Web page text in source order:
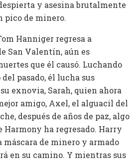
y asesina brutalmente
pico de minero.
Hanniger regresa a
San Valentín, aún es
que él causó. Luchando
pasado, él lucha sus
exnovia, Sarah, quien ahora
amigo, Axel, el alguacil del
después de años de paz, algo
Harmony ha regresado. Harry
máscara de minero y armado
en su camino. Y mientras sus